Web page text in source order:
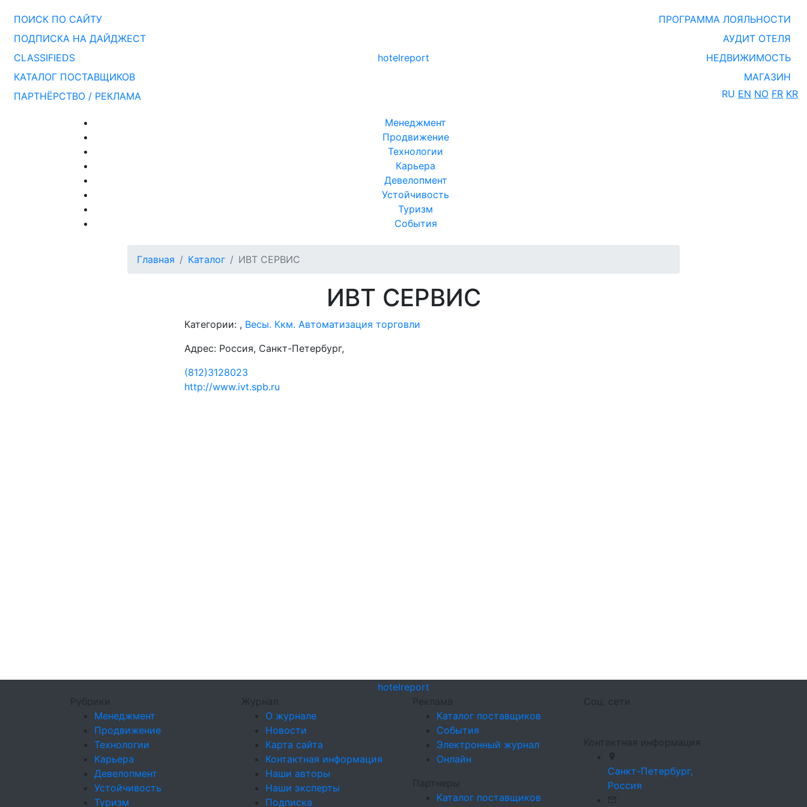
hotelreport
ПОИСК ПО САЙТУ
ПОДПИСКА НА ДАЙДЖЕСТ
CLASSIFIEDS
КАТАЛОГ ПОСТАВЩИКОВ
ПАРТНЁРСТВО / РЕКЛАМА
ПРОГРАММА ЛОЯЛЬНОСТИ
АУДИТ ОТЕЛЯ
НЕДВИЖИМОСТЬ
МАГАЗИН
RU EN NO FR KR
Менеджмент
Продвижение
Технологии
Карьера
Девелопмент
Устойчивость
Туризм
События
Главная Каталог ИВТ СЕРВИС
ИВТ СЕРВИС
Категории: , Весы. Ккм. Автоматизация торговли
Адрес: Россия, Санкт-Петербург,
(812)3128023
http://www.ivt.spb.ru
hotelreport
Рубрики
Менеджмент
Продвижение
Технологии
Карьера
Девелопмент
Устойчивость
Туризм
Журнал
О журнале
Новости
Карта сайта
Контактная информация
Наши авторы
Наши эксперты
Подписка
Реклама
Каталог поставщиков
События
Электронный журнал
Онлайн
Партнеры
Каталог поставщиков
Соц. сети
Контактная информация
Санкт-Петербург,
Россия